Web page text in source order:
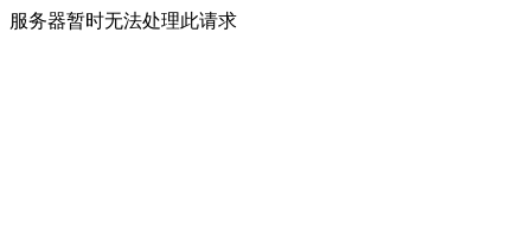
服务器暂时无法处理此请求